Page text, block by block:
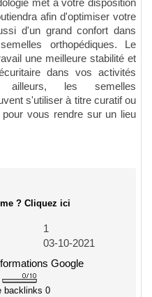
met à votre disposition
afin d'optimiser votre
d'un grand confort dans
orthopédiques. Le
une meilleure stabilité et
dans vos activités
ailleurs, les semelles
s'utiliser à titre curatif ou
vous rendre sur un lieu
? Cliquez ici
1
03-10-2021
Google
backlinks 0